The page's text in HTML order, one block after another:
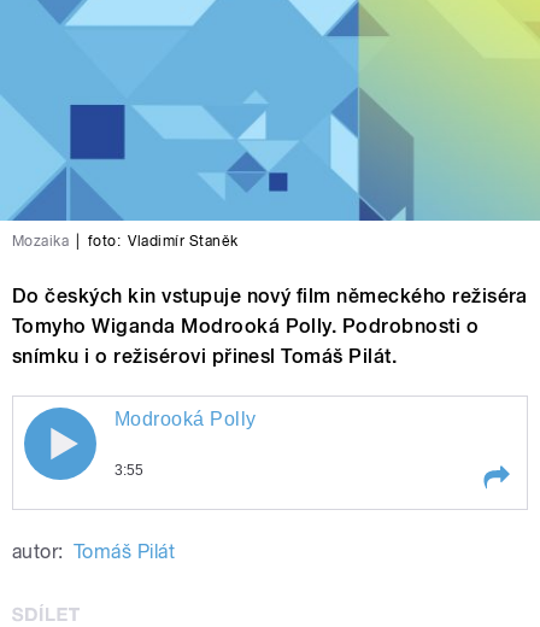
Mozaika foto: Vladimír Staněk
Do českých kin vstupuje nový film německého režiséra
Tomyho Wiganda Modrooká Polly. Podrobnosti o
snímku i o režisérovi přinesl Tomáš Pilát.
Modrooká Polly
Modrooká Polly
3:55
autor: Tomáš Pilát